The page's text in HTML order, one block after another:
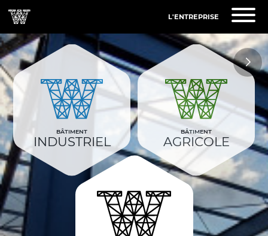
L'ENTREPRISE
BÂTIMENT
INDUSTRIEL
BÂTIMENT
AGRICOLE